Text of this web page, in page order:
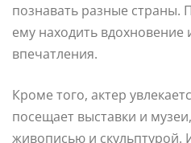
познавать разные страны.
ему находить вдохновение
впечатления.
Кроме того, актер
посещает выставки и
живописью и скульптурой.